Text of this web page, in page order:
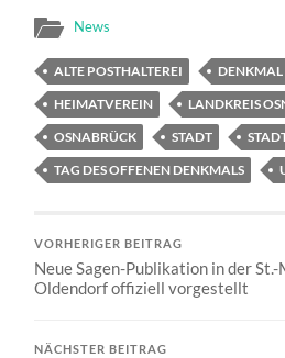
News
ALTE POSTHALTEREI DENKMAL
HEIMATVEREIN
LANDKREIS
OSNABRÜCK
STADT
TAG DES OFFENEN DENKMALS
VORHERIGER BEITRAG
Neue Sagen-Publikation in der
Oldendorf offiziell vorgestellt
NÄCHSTER BEITRAG